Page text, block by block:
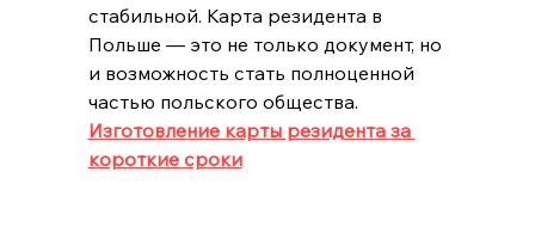
стабильной. Карта резидента в
Польше — это не только документ, но
и возможность стать полноценной
частью польского общества.
Изготовление карты резидента за
короткие сроки